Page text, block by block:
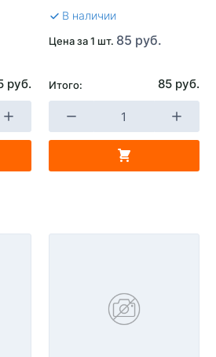
руб.
В наличии
Цена за 1 шт. 85 руб.
Итого: 85 руб.